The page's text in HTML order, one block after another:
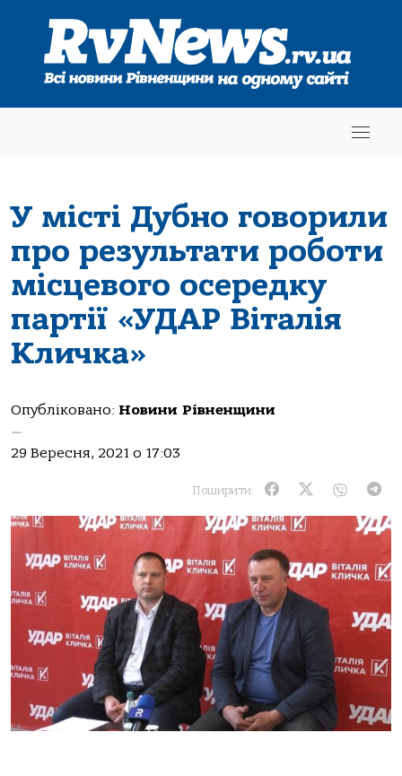
У місті Дубно говорили
про результати роботи
місцевого осередку
партії «УДАР Віталія
Кличка»
Опубліковано: Новини Рівненщини
—
29 Вересня, 2021 о 17:03
Поширити: